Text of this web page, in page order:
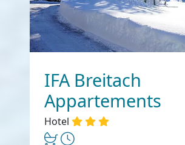
IFA Breitach
Appartements
Hotel